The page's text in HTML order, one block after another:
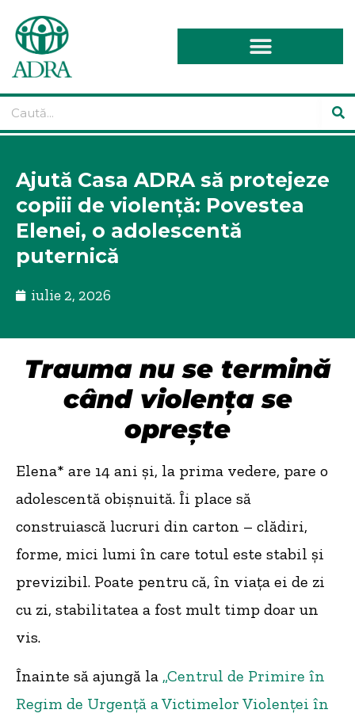
Ajută Casa ADRA să protejeze
copiii de violență: Povestea
Elenei, o adolescentă
puternică
iulie 2, 2026
Trauma nu se termină
când violența se
oprește
Elena* are 14 ani și, la prima vedere, pare o
adolescentă obișnuită. Îi place să
construiască lucruri din carton – clădiri,
forme, mici lumi în care totul este stabil și
previzibil. Poate pentru că, în viața ei de zi
cu zi, stabilitatea a fost mult timp doar un
vis.
Înainte să ajungă la „Centrul de Primire în
Regim de Urgenţă a Victimelor Violenţei în